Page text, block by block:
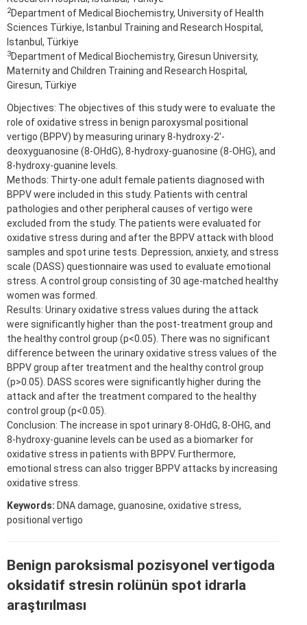
2Department of Medical Biochemistry, University of Health
Sciences Türkiye, Istanbul Training and Research Hospital,
Istanbul, Türkiye
3Department of Medical Biochemistry, Giresun University,
Maternity and Children Training and Research Hospital,
Giresun, Türkiye
Objectives: The objectives of this study were to evaluate the
role of oxidative stress in benign paroxysmal positional
vertigo (BPPV) by measuring urinary 8-hydroxy-2'-
deoxyguanosine (8-OHdG), 8-hydroxy-guanosine (8-OHG), and
8-hydroxy-guanine levels.
Methods: Thirty-one adult female patients diagnosed with
BPPV were included in this study. Patients with central
pathologies and other peripheral causes of vertigo were
excluded from the study. The patients were evaluated for
oxidative stress during and after the BPPV attack with blood
samples and spot urine tests. Depression, anxiety, and stress
scale (DASS) questionnaire was used to evaluate emotional
stress. A control group consisting of 30 age-matched healthy
women was formed.
Results: Urinary oxidative stress values during the attack
were significantly higher than the post-treatment group and
the healthy control group (p<0.05). There was no significant
difference between the urinary oxidative stress values of the
BPPV group after treatment and the healthy control group
(p>0.05). DASS scores were significantly higher during the
attack and after the treatment compared to the healthy
control group (p<0.05).
Conclusion: The increase in spot urinary 8-OHdG, 8-OHG, and
8-hydroxy-guanine levels can be used as a biomarker for
oxidative stress in patients with BPPV. Furthermore,
emotional stress can also trigger BPPV attacks by increasing
oxidative stress.
Keywords: DNA damage, guanosine, oxidative stress,
positional vertigo
Benign paroksismal pozisyonel vertigoda
oksidatif stresin rolünün spot idrarla
araştırılması